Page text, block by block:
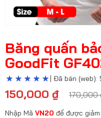
Băng quấn
GoodFit
| Đã bán (web):
170,000
150,000 ₫
Nhập Mã VN20 để được giảm